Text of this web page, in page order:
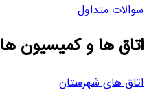
سوالات متداول
اتاق ها و کمیسیون ها
اتاق های شهرستان